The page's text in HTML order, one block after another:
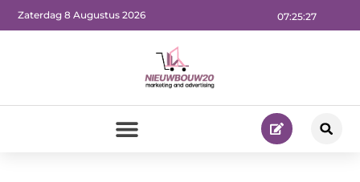
07:25:28
Zaterdag 8 Augustus 2026